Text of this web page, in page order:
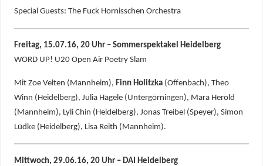
Special Guests: The Fuck Hornisschen Orchestra
Freitag, 15.07.16, 20 Uhr – Sommerspektakel Heidelberg
WORD UP! U20 Open Air Poetry Slam
Mit Zoe Velten (Mannheim), Finn Holitzka(Offenbach), Theo
Winn (Heidelberg), Julia Hägele (Untergörningen), Mara Herold
(Mannheim), Lyli Chin (Heidelberg), Jonas Treibel (Speyer), Simon
Lüdke (Heidelberg), Lisa Reith (Mannheim).
Mittwoch, 29.06.16, 20 Uhr – DAI Heidelberg